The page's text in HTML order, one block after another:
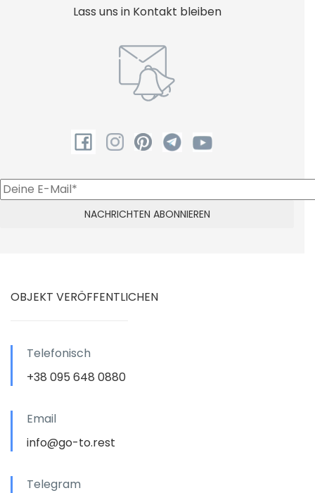
Lass uns in Kontakt bleiben
OBJEKT VERÖFFENTLICHEN
Telefonisch
+38 095 648 0880
Email
info@go-to.rest
Telegram